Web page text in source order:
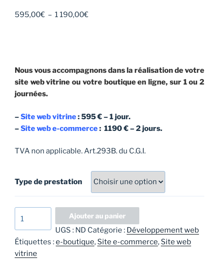
595,00€ – 1 190,00€Plage
1
190,00€
Nous vous accompagnons dans la réalisation de votre
site web vitrine ou votre boutique en ligne, sur 1 ou 2
journées.
–Site web vitrine: 595 € – 1 jour.
–Site web e-commerce: 1190 € – 2 jours.
TVA non applicable. Art.293B. du C.G.I.
Type de prestation
Accompagnement
pour
création
Ajouter au panier
UGS : ND Catégorie : Développement web
Étiquettes :e-boutique, Site e-commerce, Site web
vitrine